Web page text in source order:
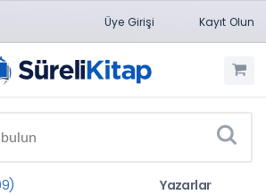
Üye Girişi Kayıt Olun
Yazarlar